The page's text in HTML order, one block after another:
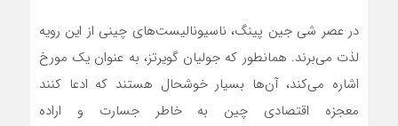
در عصر شی جین پینگ، ناسیونالیست‌های چینی از این رویه
لذت می‌برند. همانطور که جولیان گویرتز، به عنوان یک مورخ
اشاره می‌کند، آن‌ها بسیار خوشحال هستند که ادعا کنند
معجزه اقتصادی چین به خاطر جسارت و اراده